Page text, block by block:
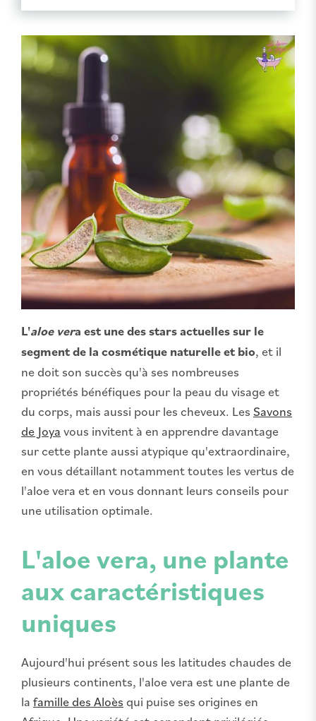
L'aloe vera est une des stars actuelles sur le
segment de la cosmétique naturelle et bio, et il
ne doit son succès qu'à ses nombreuses
propriétés bénéfiques pour la peau du visage et
du corps, mais aussi pour les cheveux. Les Savons
de Joya vous invitent à en apprendre davantage
sur cette plante aussi atypique qu'extraordinaire,
en vous détaillant notamment toutes les vertus de
l'aloe vera et en vous donnant leurs conseils pour
une utilisation optimale.
L'aloe vera, une plante
aux caractéristiques
uniques
Aujourd'hui présent sous les latitudes chaudes de
plusieurs continents, l'aloe vera est une plante de
la famille des Aloès qui puise ses origines en